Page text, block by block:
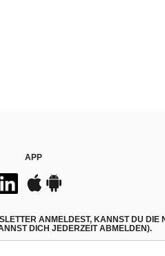
APP
ANMELDEST, KANNST DU DIE
DICH JEDERZEIT ABMELDEN).